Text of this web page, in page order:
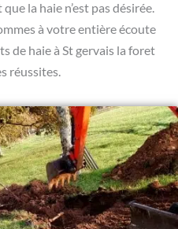
la haie n’est pas désirée.
à votre entière écoute
de haie à St gervais la foret
réussites.